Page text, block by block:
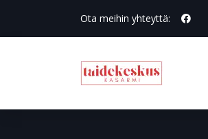
Ota meihin yhteyttä: